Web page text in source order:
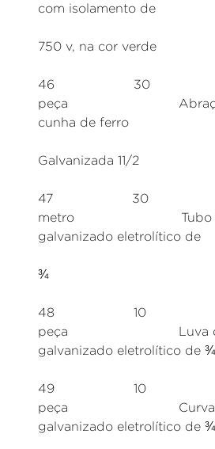
com isolamento de
750 v, na cor verde
46
peça
cunha de ferro
Galvanizada 11/2
47
metro Tubo de
galvanizado eletrolítico de
¾
48
peça Luva de
galvanizado eletrolítico de ¾
49
peça Curva de
galvanizado eletrolítico de